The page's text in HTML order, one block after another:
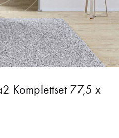
Komplettset 77,5 x